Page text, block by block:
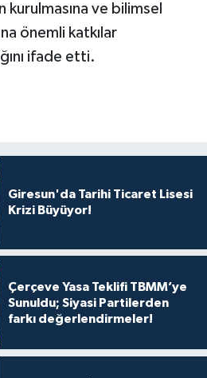
kurulmasına ve bilimsel
önemli katkılar
ifade etti.
Giresun'da Tarihi Ticaret Lisesi
Krizi Büyüyor!
Çerçeve Yasa Teklifi TBMM’ye
Sunuldu; Siyasi Partilerden
farkı değerlendirmeler!